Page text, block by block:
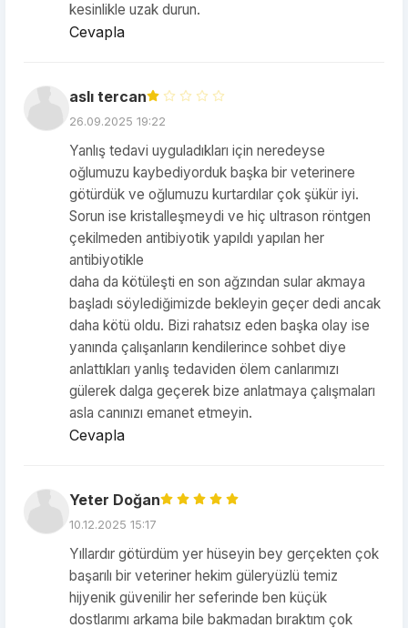
kesinlikle uzak durun.
Cevapla
aslı tercan
26.09.2025 19:22
Yanlış tedavi uyguladıkları için neredeyse
oğlumuzu kaybediyorduk başka bir veterinere
götürdük ve oğlumuzu kurtardılar çok şükür iyi.
Sorun ise kristalleşmeydi ve hiç ultrason röntgen
çekilmeden antibiyotik yapıldı yapılan her
antibiyotikle
daha da kötüleşti en son ağzından sular akmaya
başladı söylediğimizde bekleyin geçer dedi ancak
daha kötü oldu. Bizi rahatsız eden başka olay ise
yanında çalışanların kendilerince sohbet diye
anlattıkları yanlış tedaviden ölem canlarımızı
gülerek dalga geçerek bize anlatmaya çalışmaları
asla canınızı emanet etmeyin.
Cevapla
Yeter Doğan
10.12.2025 15:17
Yıllardır götürdüm yer hüseyin bey gerçekten çok
başarılı bir veteriner hekim güleryüzlü temiz
hijyenik güvenilir her seferinde ben küçük
dostlarımı arkama bile bakmadan bıraktım çok